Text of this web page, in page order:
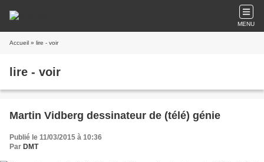
MENU
Accueil » lire - voir
lire - voir
Martin Vidberg dessinateur de (télé) génie
Publié le 11/03/2015 à 10:36
Par DMT